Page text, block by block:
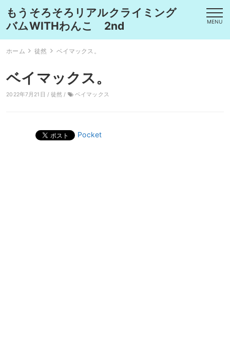
もうそろそろリアルクライミング
バムWITHわんこ 2nd
MENU
ホーム 徒然 ベイマックス。
ベイマックス。
2022年7月21日 /徒然 / ベイマックス
Pocket